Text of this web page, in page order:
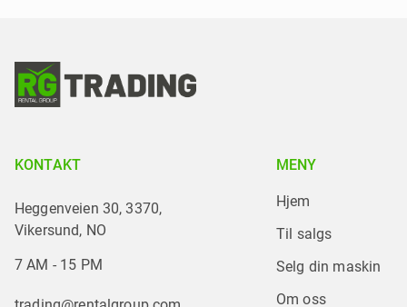
KONTAKT
Heggenveien 30, 3370,
Vikersund, NO
7 AM - 15 PM
MENY
Hjem
Til salgs
Selg din maskin
Om oss